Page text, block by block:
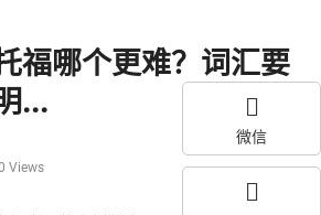
福哪个更难？词汇要
...
Views
微信